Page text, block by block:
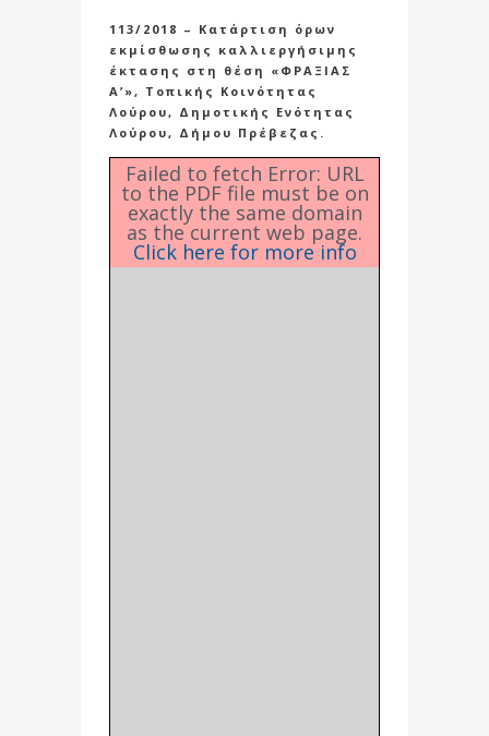
113/2018 – Κατάρτιση όρων
εκμίσθωσης καλλιεργήσιμης
έκτασης στη θέση «ΦΡΑΞΙΑΣ
Α’», Τοπικής Κοινότητας
Λούρου, Δημοτικής Ενότητας
Λούρου, Δήμου Πρέβεζας.
Failed to fetch Error: URL
to the PDF file must be on
exactly the same domain
as the current web page.
Click here for more info